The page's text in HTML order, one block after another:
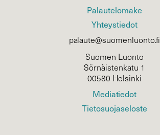
Palautelomake
Yhteystiedot
palaute@suomenluonto.fi
Suomen Luonto
Sörnäistenkatu 1
00580 Helsinki
Mediatiedot
Tietosuojaseloste